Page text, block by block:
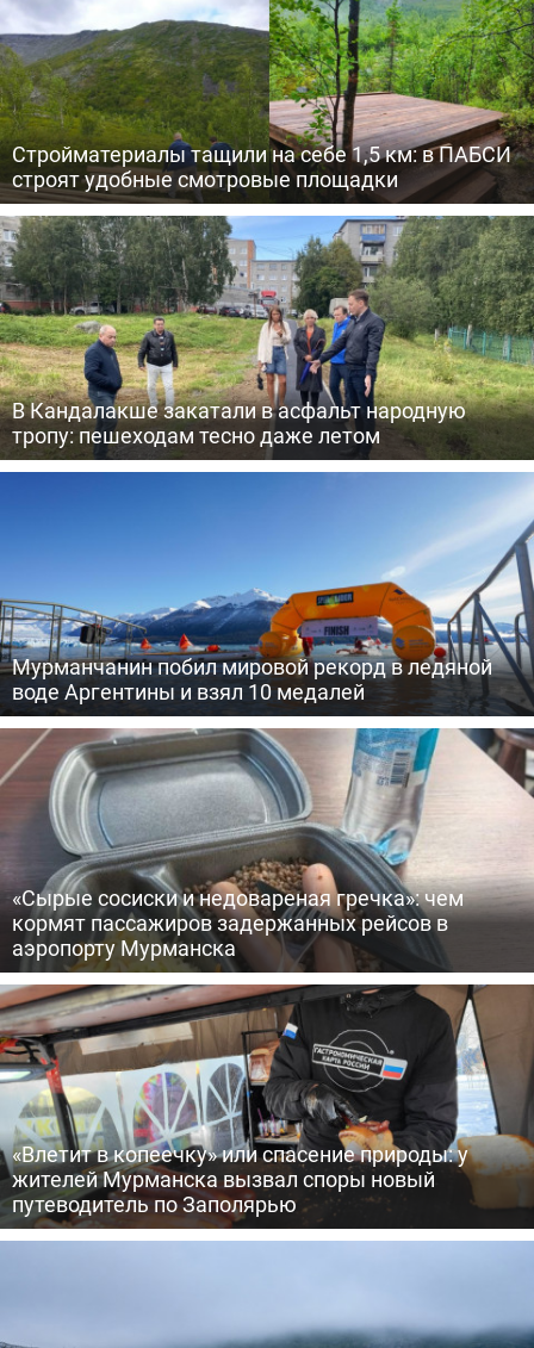
Стройматериалы тащили на себе 1,5 км: в ПАБСИ
строят удобные смотровые площадки
В Кандалакше закатали в асфальт народную
тропу: пешеходам тесно даже летом
Мурманчанин побил мировой рекорд в ледяной
воде Аргентины и взял 10 медалей
«Сырые сосиски и недовареная гречка»: чем
кормят пассажиров задержанных рейсов в
аэропорту Мурманска
«Влетит в копеечку» или спасение природы: у
жителей Мурманска вызвал споры новый
путеводитель по Заполярью